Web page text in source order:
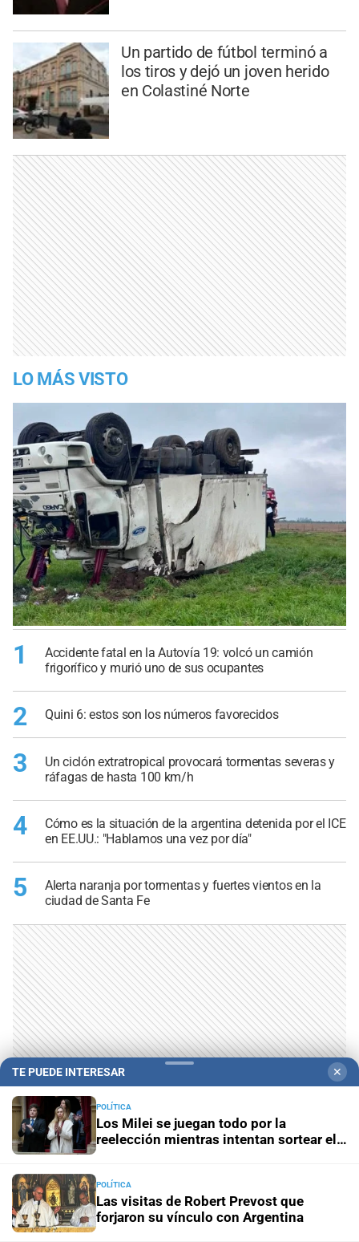
Un partido de fútbol terminó a
los tiros y dejó un joven herido
en Colastiné Norte
LO MÁS VISTO
1
Accidente fatal en la Autovía 19: volcó un camión
frigorífico y murió uno de sus ocupantes
2 Quini 6: estos son los números favorecidos
3
Un ciclón extratropical provocará tormentas severas y
ráfagas de hasta 100 km/h
4
Cómo es la situación de la argentina detenida por el ICE
en EE.UU.: "Hablamos una vez por día"
5
Alerta naranja por tormentas y fuertes vientos en la
ciudad de Santa Fe
TE PUEDE INTERESAR ✕
POLÍTICA
Los Milei se juegan todo por la
reelección mientras intentan sortear el
POLÍTICA
Las visitas de Robert Prevost que
forjaron su vínculo con Argentina